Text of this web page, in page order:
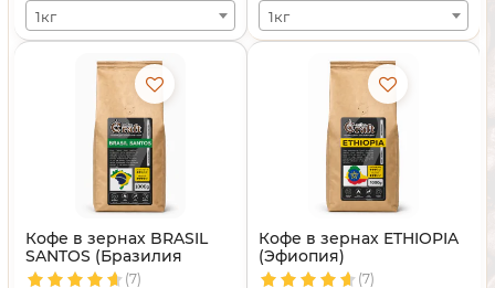
1кг 1кг
Кофе в зернах BRASIL
SANTOS (Бразилия
Сантос)
(7)
Кофе в зернах ETHIOPIA
(Эфиопия)
(7)